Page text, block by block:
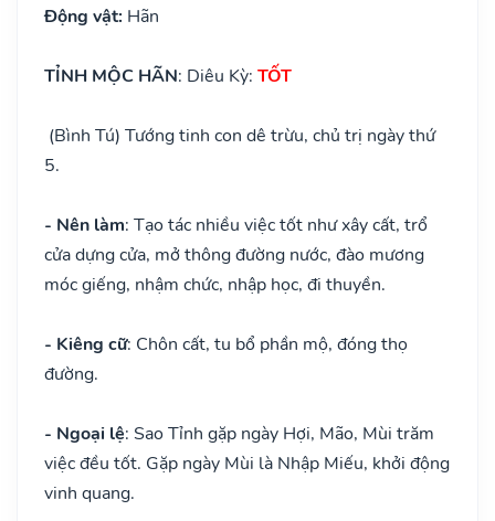
Động vật: Hãn
TỈNH MỘC HÃN: Diêu Kỳ: TỐT
(Bình Tú) Tướng tinh con dê trừu, chủ trị ngày thứ
5.
- Nên làm: Tạo tác nhiều việc tốt như xây cất, trổ
cửa dựng cửa, mở thông đường nước, đào mương
móc giếng, nhậm chức, nhập học, đi thuyền.
- Kiêng cữ: Chôn cất, tu bổ phần mộ, đóng thọ
đường.
- Ngoại lệ: Sao Tỉnh gặp ngày Hợi, Mão, Mùi trăm
việc đều tốt. Gặp ngày Mùi là Nhập Miếu, khởi động
vinh quang.